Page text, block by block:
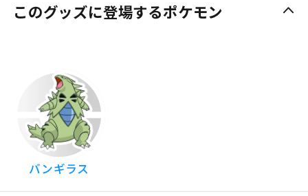
このグッズに登場するポケモン
バンギラス